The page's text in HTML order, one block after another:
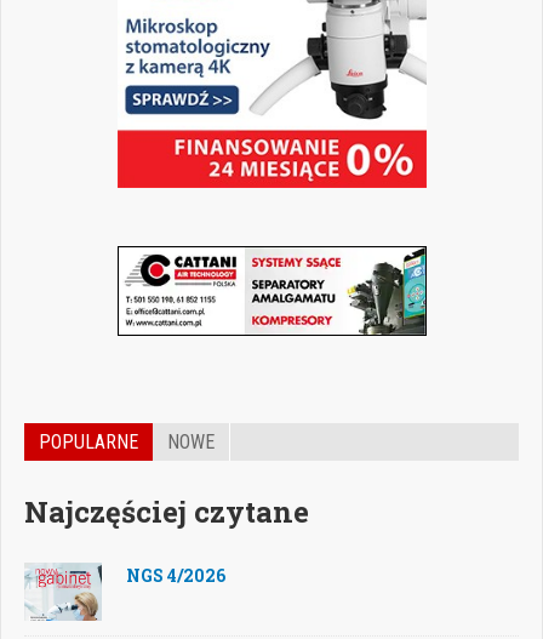
POPULARNE NOWE
Najczęściej czytane
NGS 4/2026